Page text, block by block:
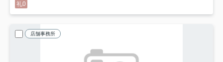
礼0
店舗事務所